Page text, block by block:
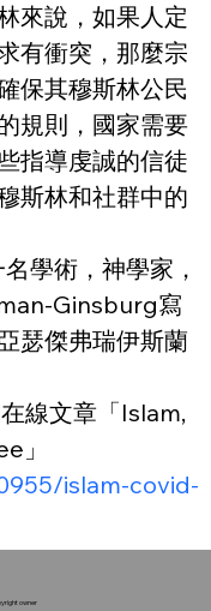
來說，如果人定
有衝突，那麼宗
保其穆斯林公民
規則，國家需要
指導虔誠的信徒
斯林和社群中的
學術，神學家，
Ginsburg寫
瑟傑弗瑞伊斯蘭
線文章「Islam,
」
islam-covid-
owner